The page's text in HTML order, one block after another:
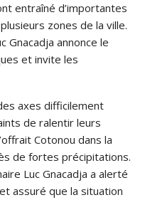
entraîné d’importantes
zones de la ville.
Gnacadja annonce le
et invite les
axes difficilement
de ralentir leurs
Cotonou dans la
de fortes précipitations.
Luc Gnacadja a alerté
assuré que la situation